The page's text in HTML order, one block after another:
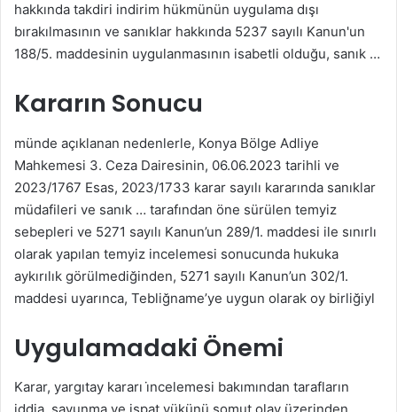
hakkında takdiri indirim hükmünün uygulama dışı
bırakılmasının ve sanıklar hakkında 5237 sayılı Kanun'un
188/5. maddesinin uygulanmasının isabetli olduğu, sanık …
Kararın Sonucu
münde açıklanan nedenlerle, Konya Bölge Adliye
Mahkemesi 3. Ceza Dairesinin, 06.06.2023 tarihli ve
2023/1767 Esas, 2023/1733 karar sayılı kararında sanıklar
müdafileri ve sanık … tarafından öne sürülen temyiz
sebepleri ve 5271 sayılı Kanun’un 289/1. maddesi ile sınırlı
olarak yapılan temyiz incelemesi sonucunda hukuka
aykırılık görülmediğinden, 5271 sayılı Kanun’un 302/1.
maddesi uyarınca, Tebliğname’ye uygun olarak oy birliğiyl
Uygulamadaki Önemi
Karar, yargıtay kararı i̇ncelemesi bakımından tarafların